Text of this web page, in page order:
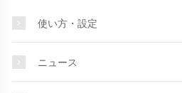
使い方・設定
ニュース